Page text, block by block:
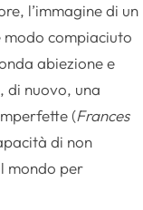
l’immagine di un
modo compiaciuto
abiezione e
di nuovo, una
(Frances
di non
mondo per